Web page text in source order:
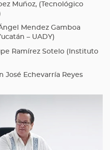
Muñoz, (Tecnológico
Mendez Gamboa
– UADY)
Ramírez Sotelo (Instituto
José Echevarría Reyes